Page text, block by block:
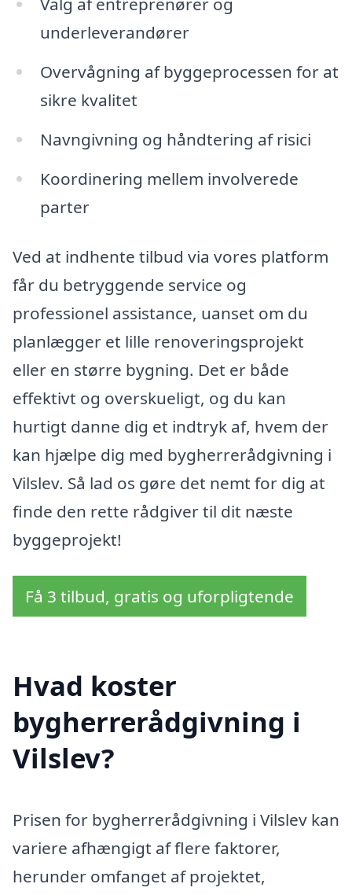
underleverandører
Overvågning af byggeprocessen for at
sikre kvalitet
Navngivning og håndtering af risici
Koordinering mellem involverede
parter
Ved at indhente tilbud via vores platform
får du betryggende service og
professionel assistance, uanset om du
planlægger et lille renoveringsprojekt
eller en større bygning. Det er både
effektivt og overskueligt, og du kan
hurtigt danne dig et indtryk af, hvem der
kan hjælpe dig med bygherrerådgivning i
Vilslev. Så lad os gøre det nemt for dig at
finde den rette rådgiver til dit næste
byggeprojekt!
Få 3 tilbud, gratis og uforpligtende
Hvad koster
bygherrerådgivning i
Vilslev?
Prisen for bygherrerådgivning i Vilslev kan
variere afhængigt af flere faktorer,
herunder omfanget af projektet,